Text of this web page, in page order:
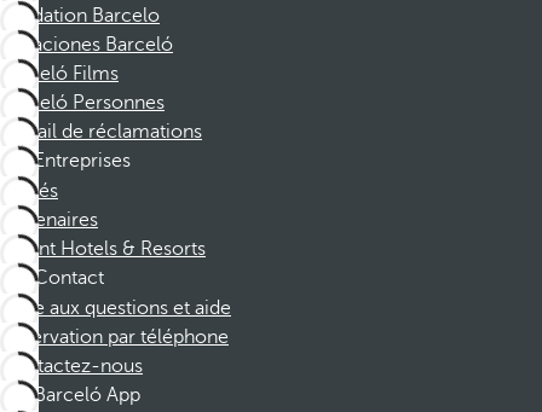
Fondation Barcelo
Vacaciones Barceló
Barceló Films
Barceló Personnes
Portail de réclamations
Entreprises
Affiliés
Partenaires
Dorint Hotels & Resorts
Contact
Foire aux questions et aide
Réservation par téléphone
Contactez-nous
Barceló App